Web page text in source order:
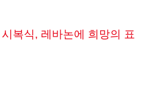
복식, 레바논에 희망의 표